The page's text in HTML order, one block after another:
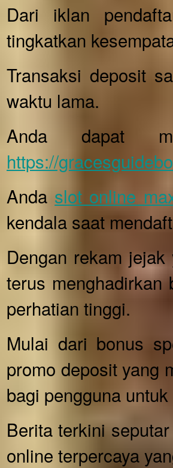
Dari iklan
tingkatkan
Transaksi deposit
waktu lama.
Anda dapat
https://
Anda slot online
kendala saat
Dengan rekam
terus menghadirkan
perhatian tinggi.
Mulai dari bonus
promo deposit yang
bagi pengguna
Berita terkini
online terpercaya